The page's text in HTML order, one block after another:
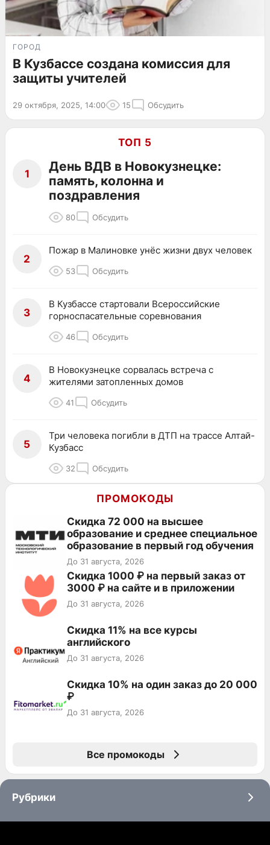
ГОРОД
В Кузбассе создана комиссия для
защиты учителей
29 октября, 2025, 14:00 15 Обсудить
ТОП 5
1
День ВДВ в Новокузнецке:
память, колонна и
поздравления
80 Обсудить
2
Пожар в Малиновке унёс жизни двух человек
53 Обсудить
3
В Кузбассе стартовали Всероссийские
горноспасательные соревнования
46 Обсудить
4
В Новокузнецке сорвалась встреча с
жителями затопленных домов
41 Обсудить
5
Три человека погибли в ДТП на трассе Алтай-
Кузбасс
32 Обсудить
ПРОМОКОДЫ
Скидка 72 000 на высшее
образование и среднее специальное
образование в первый год обучения
До 31 августа, 2026
Скидка 1000 ₽ на первый заказ от
3000 ₽ на сайте и в приложении
До 31 августа, 2026
Скидка 11% на все курсы
английского
До 31 августа, 2026
Скидка 10% на один заказ до 20 000
₽
До 31 августа, 2026
Все промокоды
Рубрики